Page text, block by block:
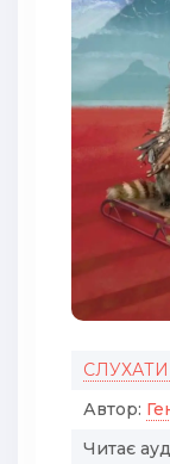
Автор:
Читає